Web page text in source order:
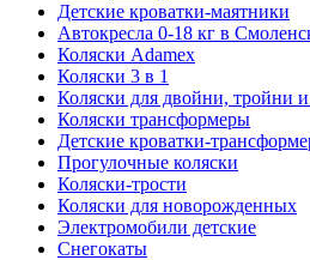
Детские кроватки-маятники
Автокресла 0-18 кг в
Коляски Adamex
Коляски 3 в 1
Коляски для двойни, тройни
Коляски трансформеры
Детские кроватки-
Прогулочные коляски
Коляски-трости
Коляски для новорожденных
Электромобили детские
Снегокаты